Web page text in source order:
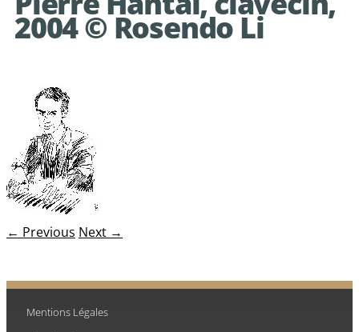
2004 © Rosendo Li
← Previous Next →
Mentions Légales